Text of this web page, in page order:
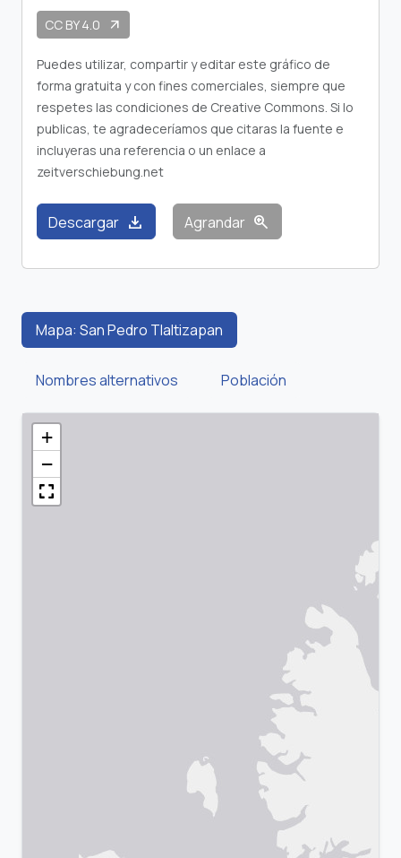
CC BY 4.0 arrow_outward
Puedes utilizar, compartir y editar este gráfico de
forma gratuita y con fines comerciales, siempre que
respetes las condiciones de Creative Commons. Si lo
publicas, te agradeceríamos que citaras la fuente e
incluyeras una referencia o un enlace a
zeitverschiebung.net
Descargar download Agrandar zoom_in
Mapa: San Pedro Tlaltizapan
Nombres alternativos Población
+
−